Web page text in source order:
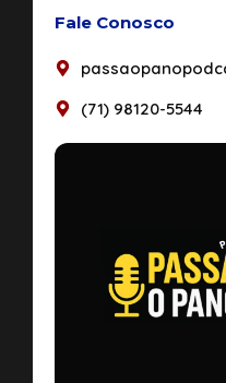
Fale Conosco
(71) 98120-5544